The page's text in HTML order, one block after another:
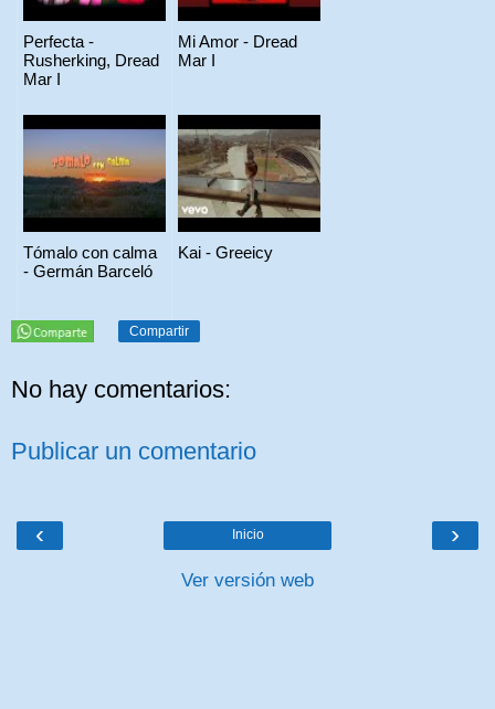
Perfecta -
Rusherking, Dread
Mar I
Mi Amor - Dread
Mar I
Tómalo con calma
- Germán Barceló
Kai - Greeicy
Compartir
No hay comentarios:
Publicar un comentario
‹ ›
Inicio
Ver versión web